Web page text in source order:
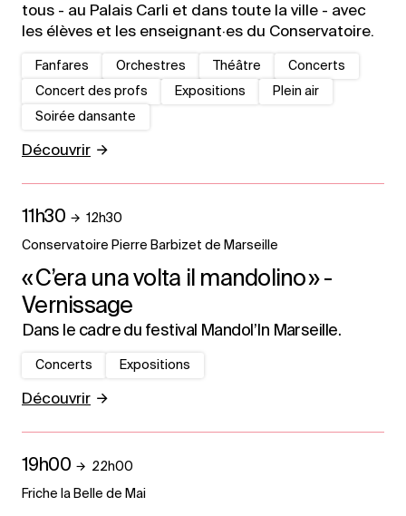
tous - au Palais Carli et dans toute la ville - avec
les élèves et les enseignant·es du Conservatoire.
Fanfares Orchestres Théâtre
Concerts
Concert des profs
Expositions
Plein air
Soirée dansante
Découvrir
« C’era una volta il mandolino » -
Vernissage
Dans le cadre du festival Mandol’In Marseille.
11h30 12h30
Conservatoire Pierre Barbizet de Marseille
Concerts Expositions
Découvrir
19h00 22h00
Friche la Belle de Mai